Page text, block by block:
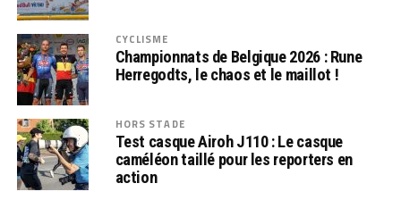
CYCLISME
Championnats de Belgique 2026 : Rune
Herregodts, le chaos et le maillot !
HORS STADE
Test casque Airoh J110 : Le casque
caméléon taillé pour les reporters en
action